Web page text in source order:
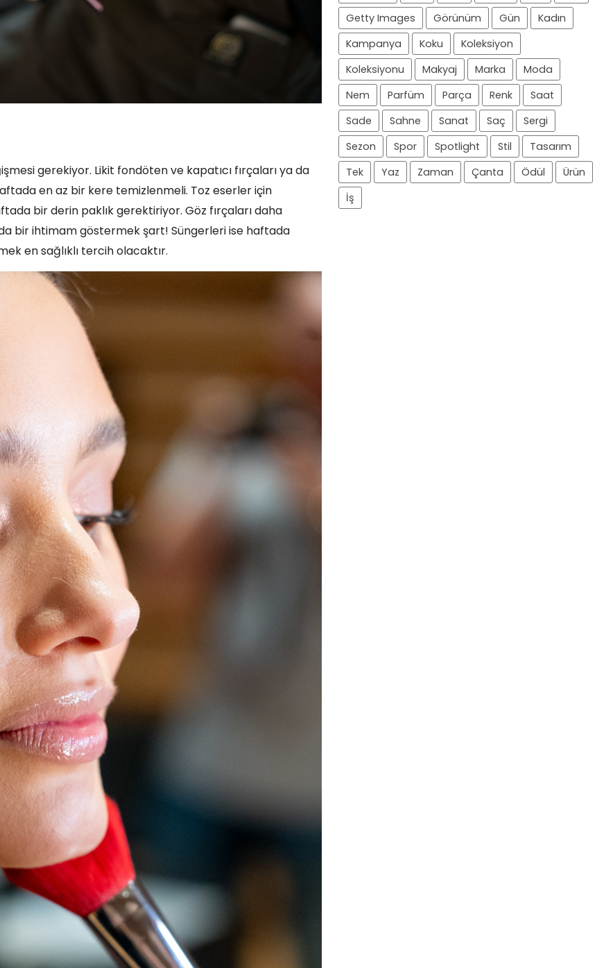
gerekiyor. Likit fondöten ve kapatıcı fırçaları ya da
en az bir kere temizlenmeli. Toz eserler için
bir derin paklık gerektiriyor. Göz fırçaları daha
bir ihtimam göstermek şart! Süngerleri ise haftada
en sağlıklı tercih olacaktır.
Getty Images
Görünüm Gün
Kadın
Kampanya
Koku
Koleksiyon
Koleksiyonu
Makyaj Marka
Moda
Nem
Parfüm Parça Renk
Saat
Sade
Sahne Sanat Saç
Sergi
Sezon
Spor Spotlight Stil
Tasarım
Tek
Yaz Zaman Çanta Ödül
Ürün
İş